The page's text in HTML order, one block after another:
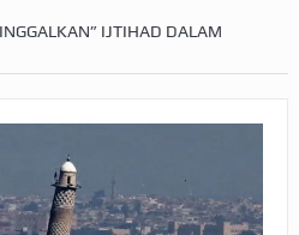
PERANG BADAR
IJTIHAD DALAM